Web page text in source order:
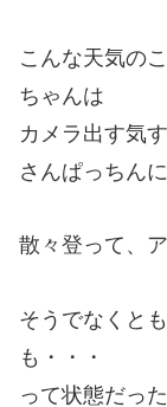
こんな天気の
ちゃんは
カメラ出す気
さんぱっちん
散々登って、
そうでなくと
も・・・
って状態だっ